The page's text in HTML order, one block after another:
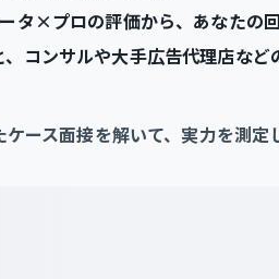
タ×プロの評価から、あなたの
、コンサルや大手広告代理店など
ース面接を解いて、実力を測定